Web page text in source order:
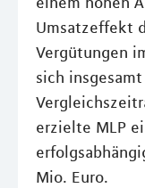
Umsatzeffekt
Vergütungen
sich
erzielte MLP
Mio. Euro.